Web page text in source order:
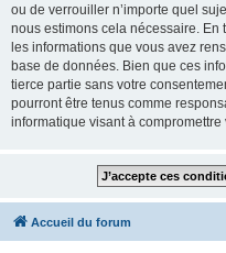
ou de verrouiller n’importe quel
nous estimons cela nécessaire. En
les informations que vous avez
base de données. Bien que ces
tierce partie sans votre
pourront être tenus comme
informatique visant à compromettre
Accueil du forum